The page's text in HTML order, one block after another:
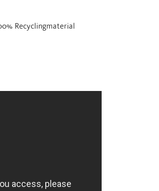
Recyclingmaterial